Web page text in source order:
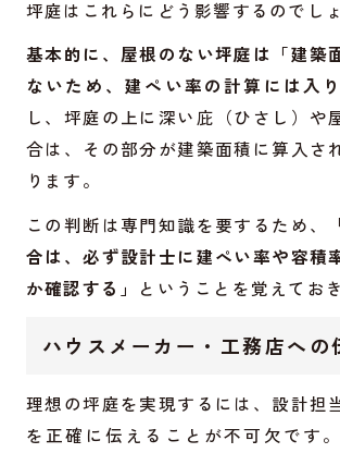
坪庭はこれらにどう影響するのでし
基本的に、屋根のない坪庭は「建築
ないため、建ぺい率の計算には入
し、坪庭の上に深い庇（ひさし）や
合は、その部分が建築面積に算入さ
ります。
この判断は専門知識を要するため、
合は、必ず設計士に建ぺい率や容積
か確認する」
ということを覚えてお
ハウスメーカー・工務店への
理想の坪庭を実現するには、設計担
を正確に伝えることが不可欠です